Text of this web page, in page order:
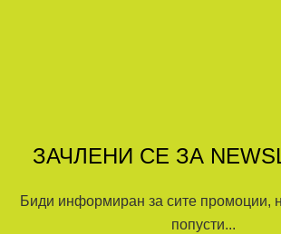
ЗАЧЛЕНИ СЕ ЗА
Биди информиран за сите промоции,
попусти...